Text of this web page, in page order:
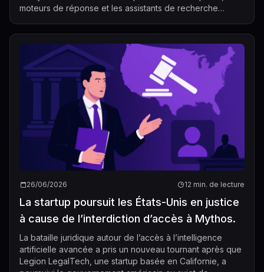
moteurs de réponse et les assistants de recherche
26/06/2026 12 min. de lecture
La startup poursuit les États-Unis en justice
à cause de l’interdiction d’accès à Mythos.
La bataille juridique autour de l’accès à l’intelligence
artificielle avancée a pris un nouveau tournant après que
Legion LegalTech, une startup basée en Californie, a